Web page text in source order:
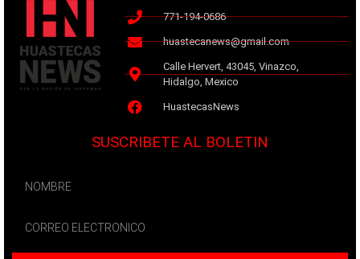
771-194-0686
huastecanews@gmail.com
Calle Hervert, 43045, Vinazco,
Hidalgo, Mexico
HuastecasNews
SUSCRIBETE AL BOLETIN